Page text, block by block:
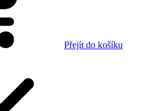
Přejít do košíku